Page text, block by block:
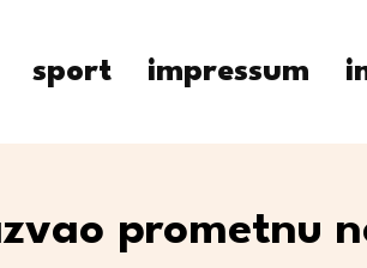
sport impressum
prometnu